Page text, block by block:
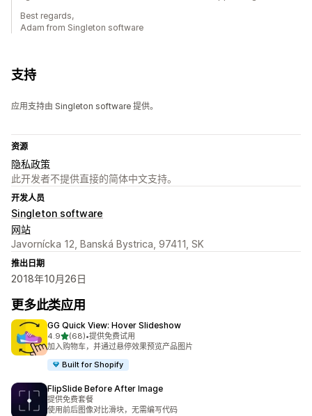
Best regards,
Adam from Singleton software
支持
应用支持由 Singleton software 提供。
资源
隐私政策
此开发者不提供直接的简体中文支持。
开发人员
Singleton software
网站
Javornícka 12, Banská Bystrica, 97411, SK
推出日期
2018年10月26日
更多此类应用
GG Quick View: Hover Slideshow
4.9星（满分 5 星）
(68)
总共 68 条评论
•提供免费试用
加入购物车，并通过悬停效果预览产品图片
Built for Shopify
FlipSlide Before After Image
提供免费套餐
使用前后图像对比滑块，无需编写代码